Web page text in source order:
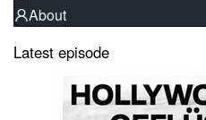
About
Latest episode